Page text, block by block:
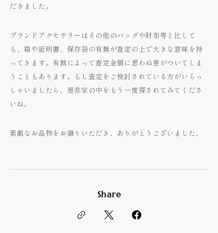
だきました。
ブランドアクセサリーはその他のバッグや財布等と比して
も、箱や証明書、保存袋の有無が査定の上で大きな意味を持
ってきます。有無によって査定金額に思わぬ差がついてしま
うこともあります。もし査定をご検討されている方がいらっ
しゃいましたら、是非家の中をもう一度探されてみてくださ
いね。
素敵なお品物をお譲りいただき、ありがとうございました。
Share